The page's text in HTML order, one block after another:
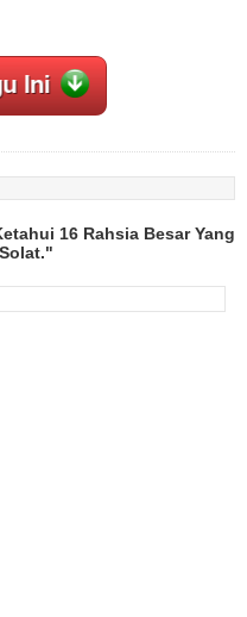
16 Rahsia Besar Yang